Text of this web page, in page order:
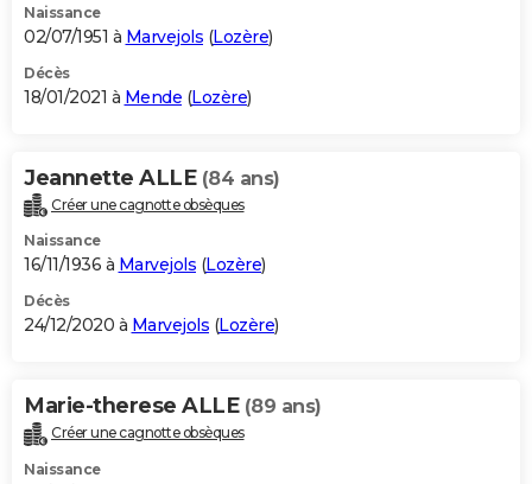
Naissance
02/07/1951 à Marvejols (Lozère)
Décès
18/01/2021 à Mende (Lozère)
Jeannette ALLE (84 ans)
Créer une cagnotte obsèques
Naissance
16/11/1936 à Marvejols (Lozère)
Décès
24/12/2020 à Marvejols (Lozère)
Marie-therese ALLE (89 ans)
Créer une cagnotte obsèques
Naissance